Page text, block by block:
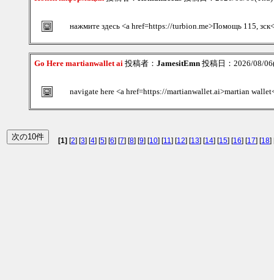
нажмите здесь <a href=https://turbion.me>Помощь 115,
Go Here martianwallet ai 投稿者： JamesitEmn 投稿日：2026/08/
navigate here <a href=https://martianwallet.ai>martian
[1] [2] [3] [4] [5] [6] [7] [8] [9] [10] [11] [12] [13] [14] [15] [16] [17] [18]